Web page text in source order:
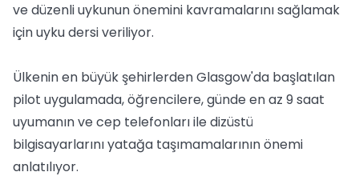
ve düzenli uykunun önemini kavramalarını sağlamak
için uyku dersi veriliyor.
Ülkenin en büyük şehirlerden Glasgow'da başlatılan
pilot uygulamada, öğrencilere, günde en az 9 saat
uyumanın ve cep telefonları ile dizüstü
bilgisayarlarını yatağa taşımamalarının önemi
anlatılıyor.